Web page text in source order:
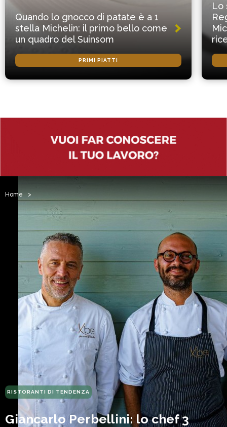
Quando lo gnocco di patate è a 1
stella Michelin: il primo bello come
un quadro del Suinsom
PRIMI PIATTI
Lo
Home >
RISTORANTI DI TENDENZA
Giancarlo Perbellini: lo chef 3